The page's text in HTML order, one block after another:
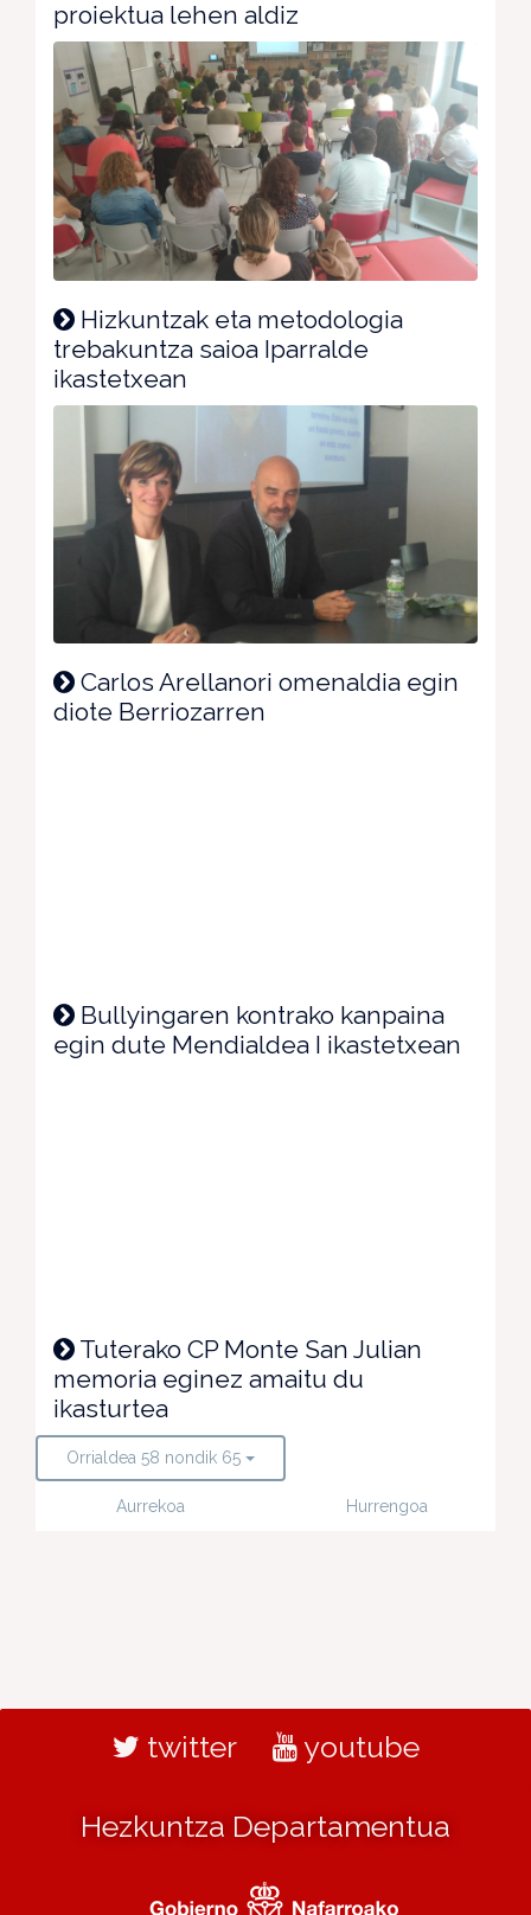
proiektua lehen aldiz
Hizkuntzak eta metodologia
trebakuntza saioa Iparralde
ikastetxean
Carlos Arellanori omenaldia egin
diote Berriozarren
Bullyingaren kontrako kanpaina
egin dute Mendialdea I ikastetxean
Tuterako CP Monte San Julian
memoria eginez amaitu du
ikasturtea
Orrialdea 58 nondik 65
Aurrekoa Hurrengoa
twitter youtube
Hezkuntza Departamentua